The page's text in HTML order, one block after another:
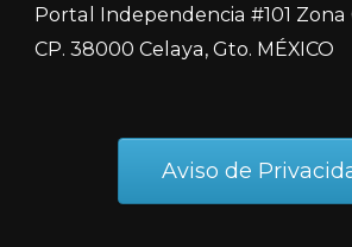
Portal Independencia #101 Zona
CP. 38000 Celaya, Gto. MÉXICO
Aviso de